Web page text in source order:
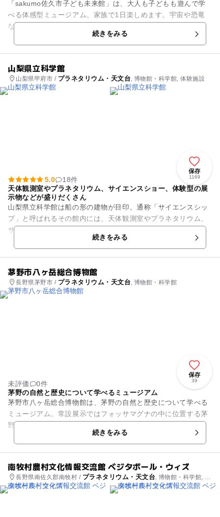
「sakumo佐久市子ども未来館」は、大人も子どもも遊んで学
べる体感型ミュージアム。家族で1日楽しめます。宇宙や恐竜
などがテーマの３階建て展示。長野県内最大級のプラネタリウ
ムは必見。星空解説の他...続きをみる
山梨県立科学館
山梨県甲府市 / プラネタリウム・天文台, 博物館・科学館, 体験施設
保存
1169
5.0
18件
天体観測室やプラネタリウム、サイエンスショー、体験型の展
示物などが盛りだくさん
山梨県立科学館は船の形の建物が目印。通称「サイエンスシッ
プ」と呼ばれるその館内には、天体観測室やプラネタリウム、
サイエンスショーなどのおもしろ展示が盛りだくさんです。常
設展示はサイエンスプレイ・...続きをみる
茅野市八ヶ岳総合博物館
長野県茅野市 / プラネタリウム・天文台, 博物館・科学館
保存
39
未評価
0件
茅野の自然と歴史について学べるミュージアム
茅野市八ヶ岳総合博物館は、茅野の自然と歴史について学べる
ミュージアム。常設展示ではフォッサマグナの中に位置する茅
野の地形的・地質的特徴をはじめ、気候や自然との関わりにス
ポットを当てた資料を見るこ...続きをみる
南牧村農村文化情報交流館 ベジタボール・ウィズ
長野県南佐久郡南牧村 / プラネタリウム・天文台, 博物館・科学館, 公
園・総合公園